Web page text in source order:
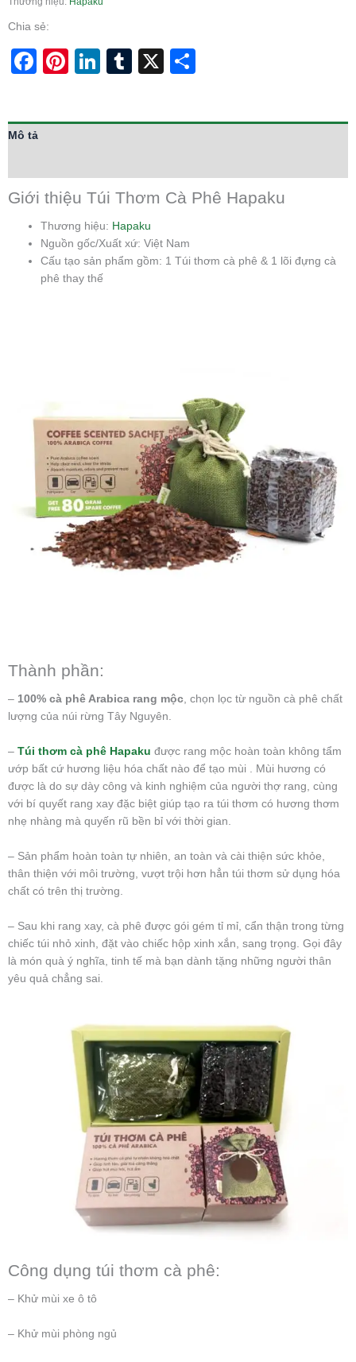
Chia sẻ:
Facebook
Pinterest
LinkedIn
Tumblr
X
Mô tả
Giới thiệu Túi Thơm Cà Phê Hapaku
Thương hiệu: Hapaku
Nguồn gốc/Xuất xứ: Việt Nam
Cấu tạo sản phẩm gồm: 1 Túi thơm cà phê & 1 lõi đựng cà
phê thay thế
Thành phần:
– 100% cà phê Arabica rang mộc , chọn lọc từ nguồn cà phê chất
lượng của núi rừng Tây Nguyên.
– Túi thơm cà phê Hapaku được rang mộc hoàn toàn không tẩm
ướp bất cứ hương liệu hóa chất nào để tạo mùi . Mùi hương có
được là do sự dày công và kinh nghiệm của người thợ rang, cùng
với bí quyết rang xay đặc biệt giúp tạo ra túi thơm có hương thơm
nhẹ nhàng mà quyến rũ bền bỉ với thời gian.
– Sản phẩm hoàn toàn tự nhiên, an toàn và cài thiện sức khỏe,
thân thiện với môi trường, vượt trội hơn hẳn túi thơm sử dụng hóa
chất có trên thị trường.
– Sau khi rang xay, cà phê được gói gém tỉ mỉ, cẩn thận trong từng
chiếc túi nhỏ xinh, đặt vào chiếc hộp xinh xắn, sang trọng. Gọi đây
là món quà ý nghĩa, tinh tế mà bạn dành tặng những người thân
yêu quả chẳng sai.
Công dụng túi thơm cà phê:
– Khử mùi xe ô tô
– Khử mùi phòng ngủ